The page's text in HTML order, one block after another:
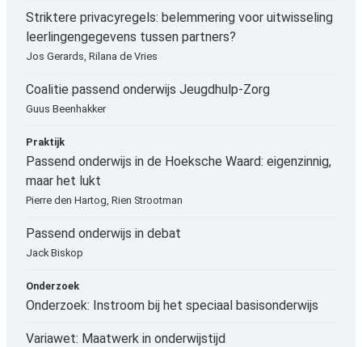
Striktere privacyregels: belemmering voor uitwisseling
leerlingengegevens tussen partners?
Jos Gerards, Rilana de Vries
Coalitie passend onderwijs Jeugdhulp-Zorg
Guus Beenhakker
Praktijk
Passend onderwijs in de Hoeksche Waard: eigenzinnig,
maar het lukt
Pierre den Hartog, Rien Strootman
Passend onderwijs in debat
Jack Biskop
Onderzoek
Onderzoek: Instroom bij het speciaal basisonderwijs
Variawet: Maatwerk in onderwijstijd